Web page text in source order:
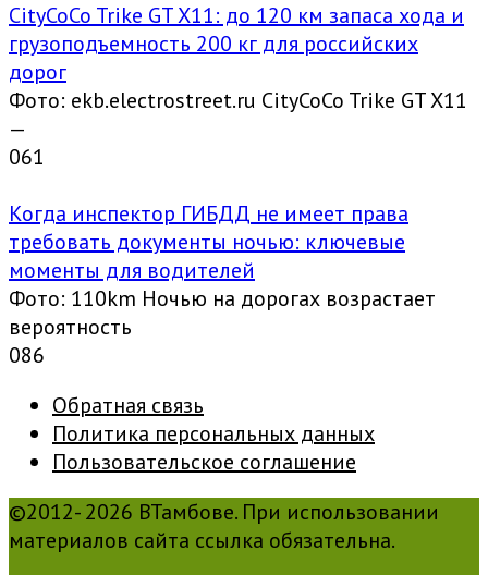
CityCoCo Trike GT X11: до 120 км запаса хода и
грузоподъемность 200 кг для российских
дорог
Фото: ekb.electrostreet.ru CityCoCo Trike GT X11
—
061
Когда инспектор ГИБДД не имеет права
требовать документы ночью: ключевые
моменты для водителей
Фото: 110km Ночью на дорогах возрастает
вероятность
086
Обратная связь
Политика персональных данных
Пользовательское соглашение
©2012- 2026 ВТамбове. При использовании
материалов сайта ссылка обязательна.